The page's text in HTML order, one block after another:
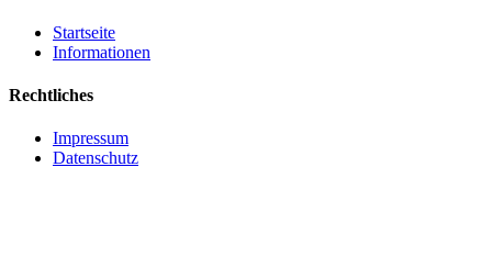
Startseite
Informationen
Rechtliches
Impressum
Datenschutz